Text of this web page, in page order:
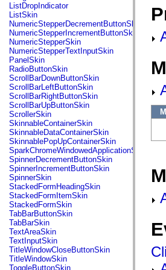
flash.net.drm
flash.notifications
flash.permissions
flash.printing
flash.profiler
flash.sampler
flash.security
flash.sensors
flash.system
flash.text
flash.text.engine
flash.text.ime
flash.ui
flash.utils
flash.xml
flashx.textLayout
flashx.textLayout.compose
flashx.textLayout.container
flashx.textLayout.conversion
flashx.textLayout.edit
flashx.textLayout.elements
flashx.textLayout.events
flashx.textLayout.factory
flashx.textLayout.formats
flashx.textLayout.operations
flashx.textLayout.utils
flashx.undo
mx.accessibility
mx.automation
mx.automation.air
ListDropIndicator
ListSkin
NumericStepperDecrementButtonSkin
NumericStepperIncrementButtonSkin
NumericStepperSkin
NumericStepperTextInputSkin
PanelSkin
RadioButtonSkin
ScrollBarDownButtonSkin
ScrollBarLeftButtonSkin
ScrollBarRightButtonSkin
ScrollBarUpButtonSkin
ScrollerSkin
SkinnableContainerSkin
SkinnableDataContainerSkin
SkinnablePopUpContainerSkin
SparkChromeWindowedApplicationSkin
SpinnerDecrementButtonSkin
SpinnerIncrementButtonSkin
SpinnerSkin
StackedFormHeadingSkin
StackedFormItemSkin
StackedFormSkin
TabBarButtonSkin
TabBarSkin
TextAreaSkin
TextInputSkin
TitleWindowCloseButtonSkin
TitleWindowSkin
ToggleButtonSkin